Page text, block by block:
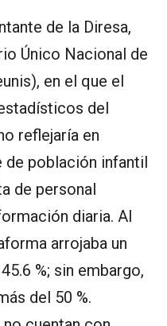
de la Diresa,
Único Nacional de
en el que el
del
reflejaría en
población infantil
de personal
diaria. Al
arrojaba un
%; sin embargo,
del 50 %.